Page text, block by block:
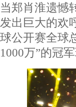
当郑肖淮遗憾
发出巨大的欢
球公开赛全球
1000万”的冠军